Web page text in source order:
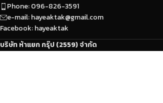
Phone: 096-826-3591
e-mail: hayeaktak@gmail.com
Facebook: hayeaktak
บริษัท ห้าแยก กรุ๊ป (2559) จำกัด